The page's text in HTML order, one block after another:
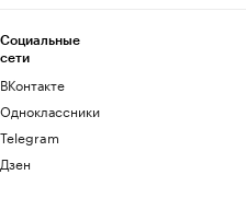
Социальные
сети
ВКонтакте
Одноклассники
Telegram
Дзен